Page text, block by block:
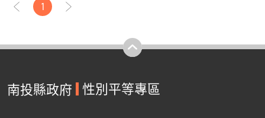
1
南投縣政府 性別平等專區